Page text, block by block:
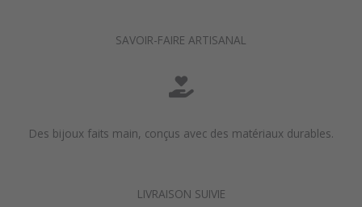
SAVOIR-FAIRE ARTISANAL
Des bijoux faits main, conçus avec des matériaux durables.
LIVRAISON SUIVIE